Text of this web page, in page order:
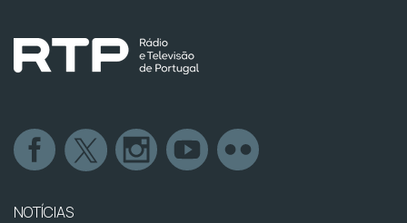
NOTÍCIAS